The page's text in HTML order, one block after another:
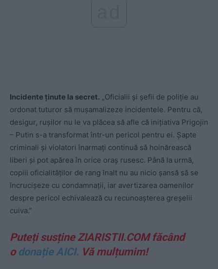
Incidente ținute la secret. „Oficialii și șefii de poliție au
ordonat tuturor să mușamalizeze incidentele. Pentru că,
desigur, rușilor nu le va plăcea să afle că inițiativa Prigojin
– Putin s-a transformat într-un pericol pentru ei. Șapte
criminali și violatori înarmați continuă să hoinărească
liberi și pot apărea în orice oraș rusesc. Până la urmă,
copiii oficialităților de rang înalt nu au nicio șansă să se
încrucișeze cu condamnații, iar avertizarea oamenilor
despre pericol echivalează cu recunoașterea greșelii
cuiva.”
Puteți susține ZIARISTII.COM făcând
o donație AICI. Vă mulțumim!